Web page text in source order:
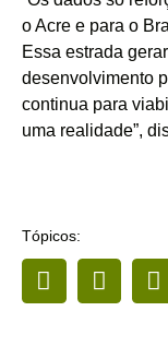
o Acre e para o
Essa estrada
desenvolvimento
continua para
uma realidade”,
Tópicos: